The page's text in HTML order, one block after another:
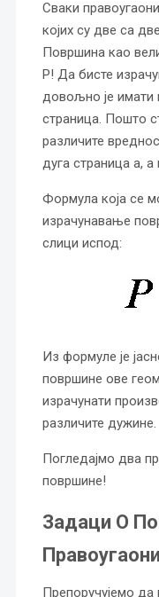
Сваки
којих су две са
Површина као
P! Да бисте
довољно је имати
страница. Пошто
различите
дуга страница a, а
Формула која се
израчунавање
слици испод:
Из формуле је
површине ове
израчунати
различите дужине.
Погледајмо два
површине!
Задаци О
Препоручујемо